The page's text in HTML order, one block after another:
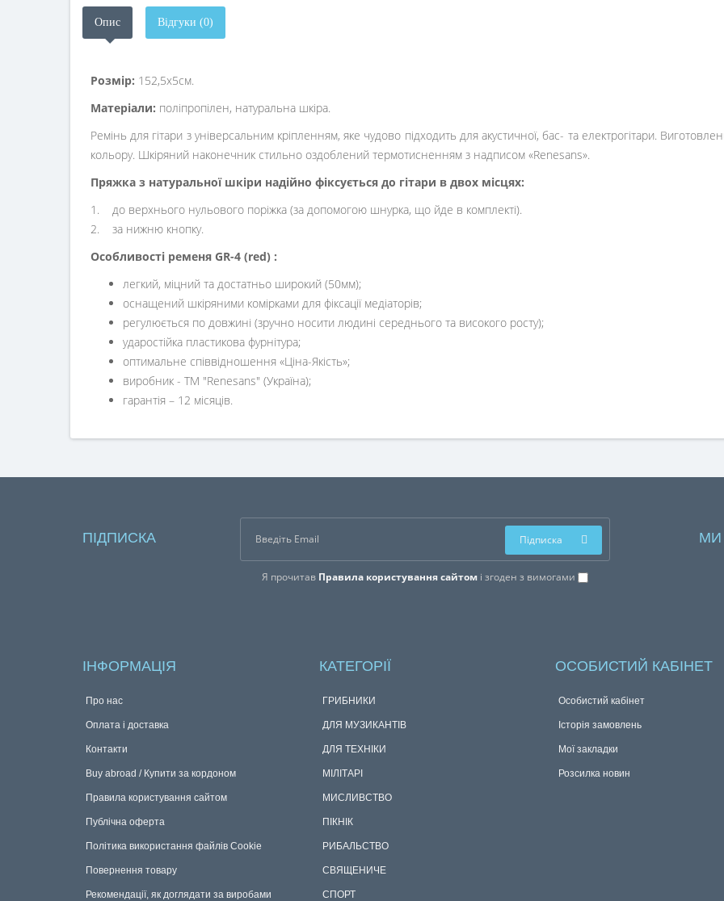
Опис Відгуки (0)
Розмір: 152,5х5см.
Матеріали: поліпропілен, натуральна шкіра.
Ремінь для гітари з універсальним кріпленням, яке чудово підходить для акустичної, бас- та електрогітари.
кольору. Шкіряний наконечник стильно оздоблений термотисненням з надписом «Renesans».
Пряжка з натуральної шкіри надійно фіксується до гітари в двох місцях:
1. до верхнього нульового поріжка (за допомогою шнурка, що йде в комплекті).
2. за нижню кнопку.
Особливості ременя GR-4 (red) :
легкий, міцний та достатньо широкий (50мм);
оснащений шкіряними комірками для фіксації медіаторів;
регулюється по довжині (зручно носити людині середнього та високого росту);
ударостійка пластикова фурнітура;
оптимальне співвідношення «Ціна-Якість»;
виробник - ТМ "Renesans" (Україна);
гарантія – 12 місяців.
ПІДПИСКА
Я прочитав Правила користування сайтомі згоден з вимогами
Підписка МИ
ІНФОРМАЦІЯ
Про нас
Оплата і доставка
Контакти
Buy abroad / Купити за кордоном
Правила користування сайтом
Публічна оферта
Політика використання файлів Cookie
Повернення товару
Рекомендації, як доглядати за виробами
КАТЕГОРІЇ
ГРИБНИКИ
ДЛЯ МУЗИКАНТІВ
ДЛЯ ТЕХНІКИ
МІЛІТАРІ
МИСЛИВСТВО
ПІКНІК
РИБАЛЬСТВО
СВЯЩЕНИЧЕ
СПОРТ
ОСОБИСТИЙ КАБІНЕТ
Особистий кабінет
Історія замовлень
Мої закладки
Розсилка новин